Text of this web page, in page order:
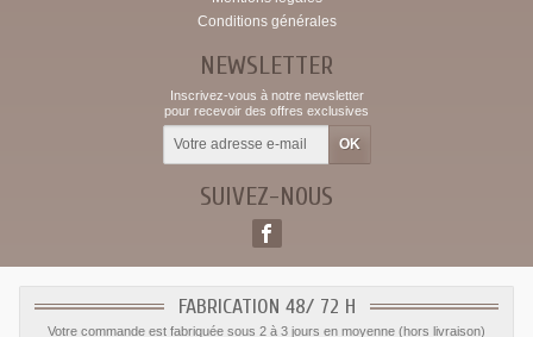
Conditions générales
NEWSLETTER
Inscrivez-vous à notre newsletter
pour recevoir des offres exclusives
SUIVEZ-NOUS
FABRICATION 48/ 72 H
Votre commande est fabriquée sous 2 à 3 jours en moyenne (hors livraison)